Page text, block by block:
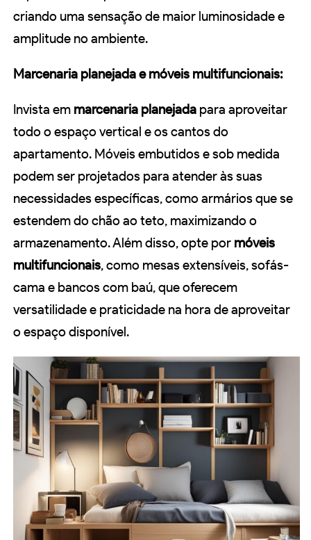
criando uma sensação de maior luminosidade e
amplitude no ambiente.
Marcenaria planejada e móveis multifuncionais:
Invista em marcenaria planejada para aproveitar
todo o espaço vertical e os cantos do
apartamento. Móveis embutidos e sob medida
podem ser projetados para atender às suas
necessidades específicas, como armários que se
estendem do chão ao teto, maximizando o
armazenamento. Além disso, opte por móveis
multifuncionais, como mesas extensíveis, sofás-
cama e bancos com baú, que oferecem
versatilidade e praticidade na hora de aproveitar
o espaço disponível.